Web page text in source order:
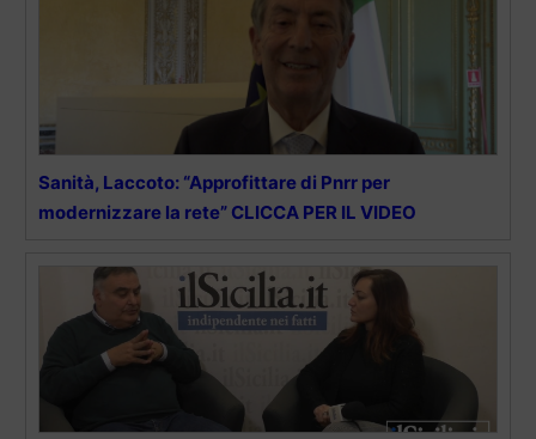
Sanità, Laccoto: “Approfittare di Pnrr per
modernizzare la rete” CLICCA PER IL VIDEO